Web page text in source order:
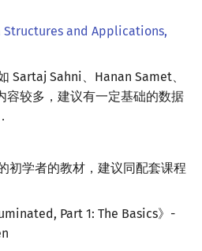
Structures and Applications,
Sartaj Sahni、Hanan Samet、
容较多，建议有一定基础的数据
初学者的教材，建议同配套课程
Part 1: The Basics》-